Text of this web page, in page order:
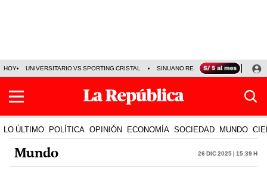
HOY UNIVERSITARIO VS SPORTING CRISTAL SINUANO RESULTADOS HOY
LO ÚLTIMO POLÍTICA OPINIÓN ECONOMÍA SOCIEDAD MUNDO
Mundo 26 Dic 2025 | 15:39 h